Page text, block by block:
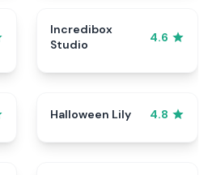
Incredibox
Studio
4.6
Halloween Lily 4.8